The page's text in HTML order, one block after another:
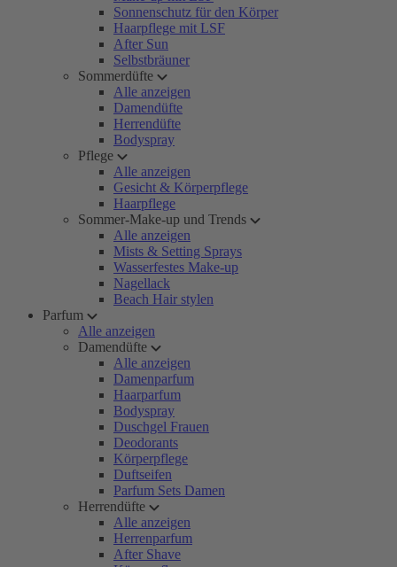
Sonnenschutz für den Körper
Haarpflege mit LSF
After Sun
Selbstbräuner
Sommerdüfte
Alle anzeigen
Damendüfte
Herrendüfte
Bodyspray
Pflege
Alle anzeigen
Gesicht & Körperpflege
Haarpflege
Sommer-Make-up und Trends
Alle anzeigen
Mists & Setting Sprays
Wasserfestes Make-up
Nagellack
Beach Hair stylen
Parfum
Alle anzeigen
Damendüfte
Alle anzeigen
Damenparfum
Haarparfum
Bodyspray
Duschgel Frauen
Deodorants
Körperpflege
Duftseifen
Parfum Sets Damen
Herrendüfte
Alle anzeigen
Herrenparfum
After Shave